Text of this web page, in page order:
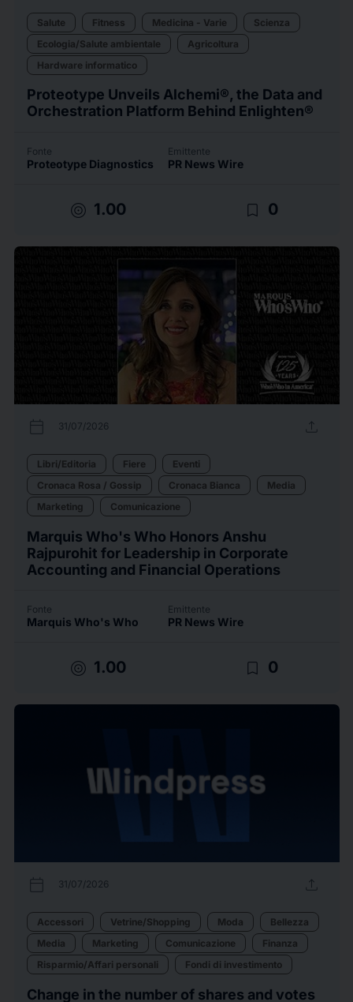
Salute Fitness Medicina - Varie
Scienza
Ecologia/Salute ambientale
Agricoltura
Hardware informatico
Proteotype Unveils Alchemi®, the Data and
Orchestration Platform Behind Enlighten®
Fonte
Proteotype Diagnostics
Emittente
PR News Wire
target 1.00 bookmark_border 0
calendar_today 31/07/2026 upload
Libri/Editoria Fiere
Eventi
Cronaca Rosa / Gossip
Cronaca Bianca
Media
Marketing
Comunicazione
Marquis Who's Who Honors Anshu
Rajpurohit for Leadership in Corporate
Accounting and Financial Operations
Fonte
Marquis Who's Who
Emittente
PR News Wire
target 1.00 bookmark_border 0
calendar_today 31/07/2026 upload
Accessori Vetrine/Shopping Moda
Bellezza
Media
Marketing Comunicazione
Finanza
Risparmio/Affari personali
Fondi di investimento
Change in the number of shares and votes